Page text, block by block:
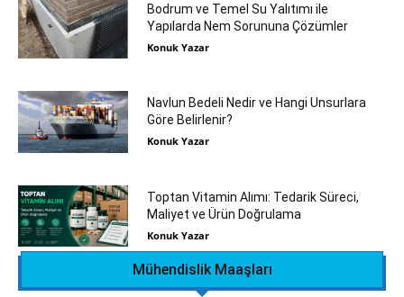
Bodrum ve Temel Su Yalıtımı ile
Yapılarda Nem Sorununa Çözümler
Konuk Yazar
Navlun Bedeli Nedir ve Hangi Unsurlara
Göre Belirlenir?
Konuk Yazar
Toptan Vitamin Alımı: Tedarik Süreci,
Maliyet ve Ürün Doğrulama
Konuk Yazar
Mühendislik Maaşları